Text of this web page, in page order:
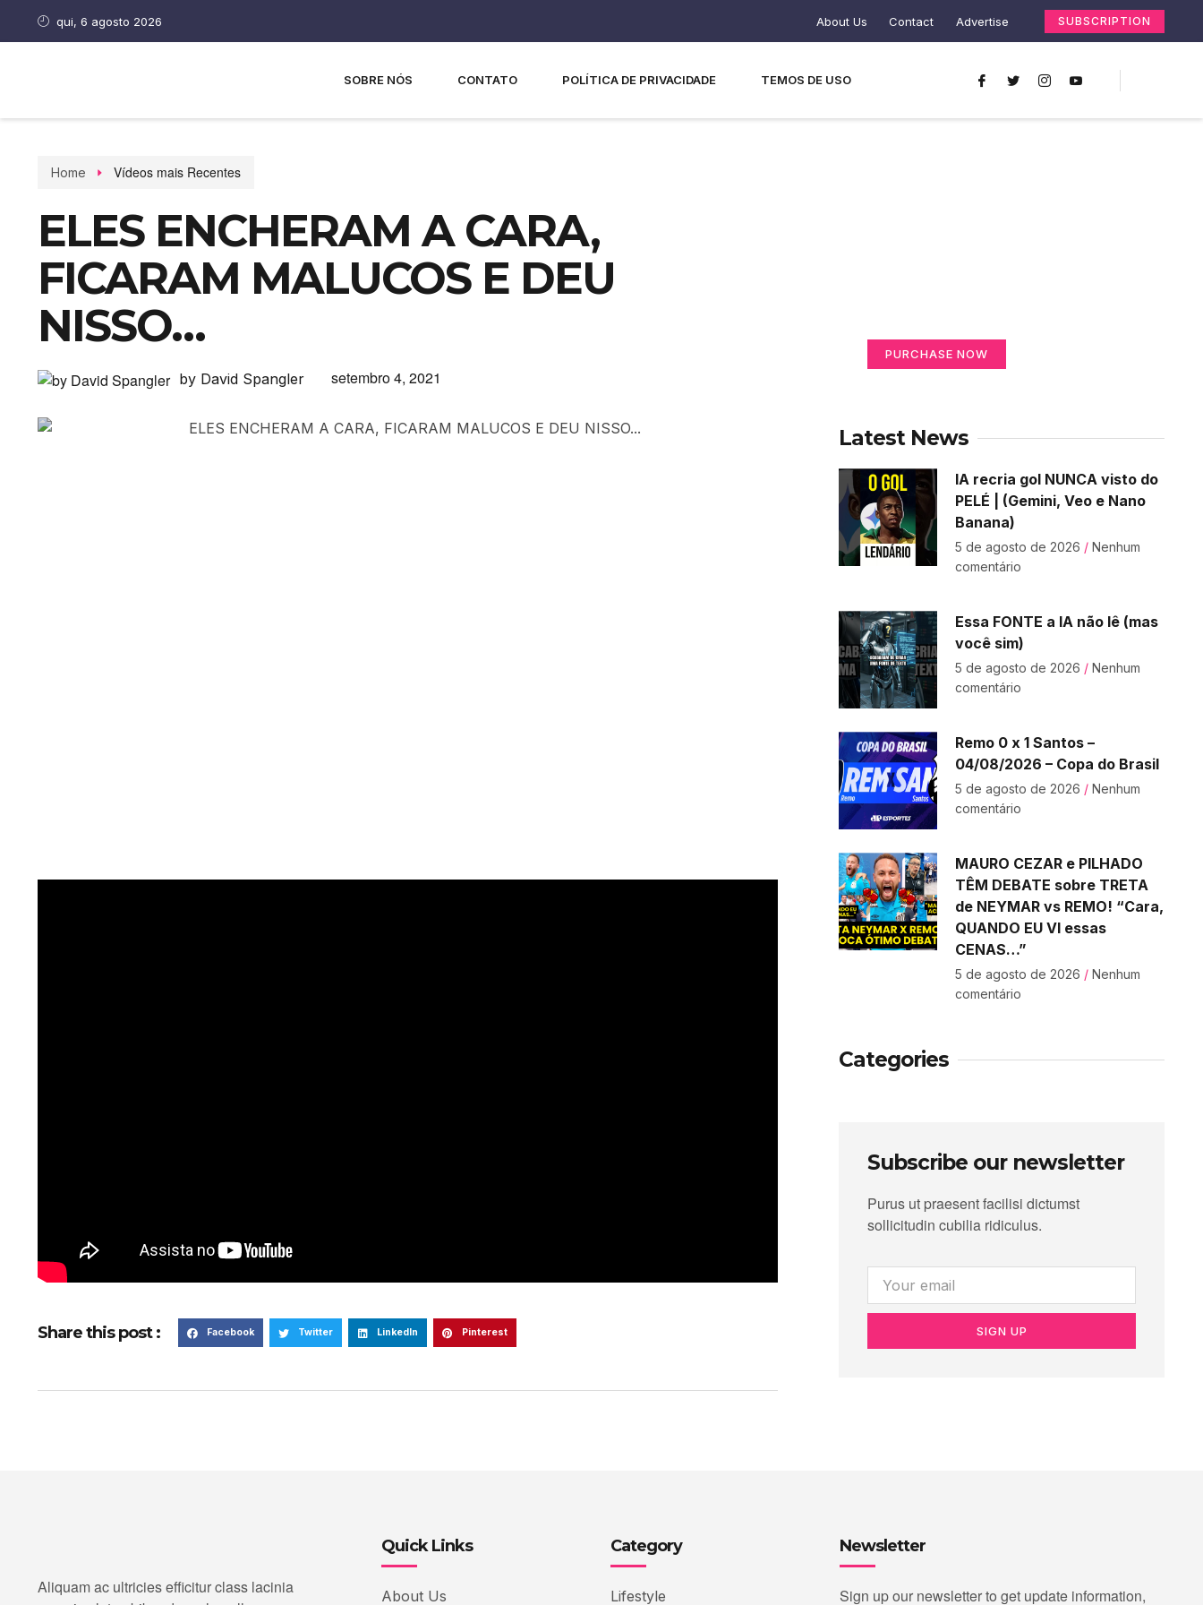
qui, 6 agosto 2026 About Us Contact Advertise SUBSCRIPTION
SOBRE NÓS CONTATO POLÍTICA DE PRIVACIDADE TEMOS DE USO
Home Vídeos mais Recentes
ELES ENCHERAM A CARA,
FICARAM MALUCOS E DEU
NISSO…
by David Spangler setembro 4, 2021
Share this post : Facebook Twitter LinkedIn Pinterest
PURCHASE NOW
Latest News
IA recria gol NUNCA visto do
PELÉ | (Gemini, Veo e Nano
Banana)
5 de agosto de 2026 Nenhum
comentário
Essa FONTE a IA não lê (mas
você sim)
5 de agosto de 2026 Nenhum
comentário
Remo 0 x 1 Santos –
04/08/2026 – Copa do Brasil
5 de agosto de 2026 Nenhum
comentário
MAURO CEZAR e PILHADO
TÊM DEBATE sobre TRETA
de NEYMAR vs REMO! “Cara,
QUANDO EU VI essas
CENAS…”
5 de agosto de 2026 Nenhum
comentário
Categories
Subscribe our newsletter
Purus ut praesent facilisi dictumst
sollicitudin cubilia ridiculus.
SIGN UP
Aliquam ac ultricies efficitur class lacinia
Quick Links
About Us
Category
Lifestyle
Newsletter
Sign up our newsletter to get update information,